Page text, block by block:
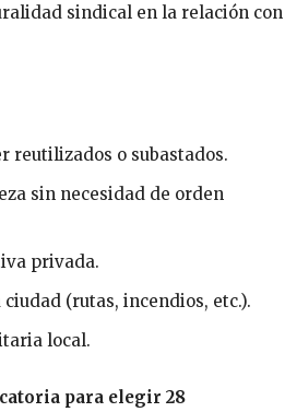
sindical en la relación con
reutilizados o subastados.
sin necesidad de orden
privada.
(rutas, incendios, etc.).
local.
para elegir 28